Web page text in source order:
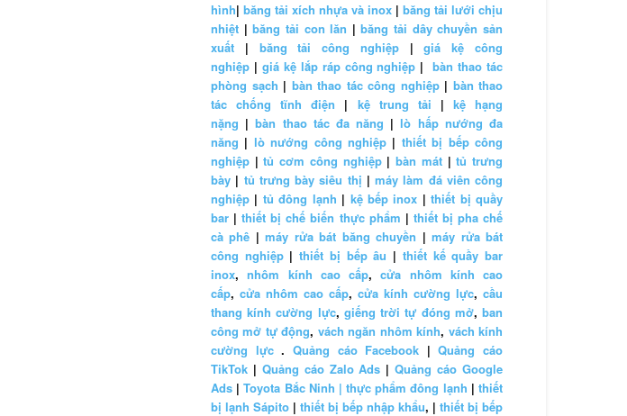
hình| băng tải xích nhựa và inox | băng tải lưới chịu
nhiệt |băng tải con lăn |băng tải dây chuyền sản
xuất | băng tải công nghiệp|giá kệ công
nghiệp | giá kệ lắp ráp công nghiệp |bàn thao tác
phòng sạch | bàn thao tác công nghiệp| bàn thao
tác chống tĩnh điện | kệ trung tải | kệ hạng
nặng |bàn thao tác đa năng |lò hấp nướng đa
năng | lò nướng công nghiệp | thiết bị bếp công
nghiệp |tủ cơm công nghiệp|bàn mát|tủ trưng
bày | tủ trưng bày siêu thị | máy làm đá viên công
nghiệp | tủ đông lạnh | kệ bếp inox |thiết bị quầy
bar |thiết bị chế biến thực phẩm | thiết bị pha chế
cà phê |máy rửa bát băng chuyền |máy rửa bát
công nghiệp|thiết bị bếp âu | thiết kế quầy bar
inox,nhôm kính cao cấp,cửa nhôm kính cao
cấp, cửa nhôm cao cấp, cửa kính cường lực, cầu
thang kính cường lực, giếng trời tự đóng mở,ban
công mở tự động, vách ngăn nhôm kính, vách kính
cường lực. Quảng cáo Facebook |Quảng cáo
TikTok | Quảng cáo Zalo Ads |Quảng cáo Google
Ads |Toyota Bắc Ninh | thực phẩm đông lạnh |thiết
bị lạnh Sápito | thiết bị bếp nhập khẩu, | thiết bị bếp